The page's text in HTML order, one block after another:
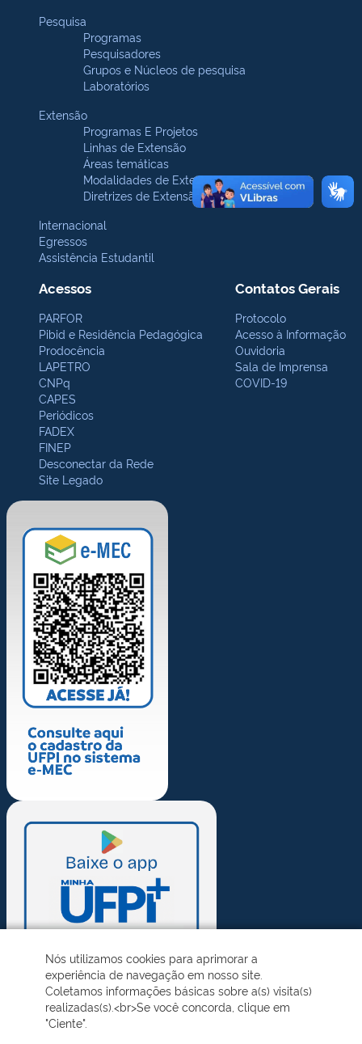
Pesquisa
Programas
Pesquisadores
Grupos e Núcleos de pesquisa
Laboratórios
Extensão
Programas E Projetos
Linhas de Extensão
Áreas temáticas
Modalidades de Extensão
Diretrizes de Extensão
Internacional
Egressos
Assistência Estudantil
Acessos
PARFOR
Pibid e Residência Pedagógica
Prodocência
LAPETRO
CNPq
CAPES
Periódicos
FADEX
FINEP
Desconectar da Rede
Site Legado
Contatos Gerais
Protocolo
Acesso à Informação
Ouvidoria
Sala de Imprensa
COVID-19
Nós utilizamos cookies para aprimorar a
experiência de navegação em nosso site.
Coletamos informações básicas sobre a(s) visita(s)
realizadas(s).<br>Se você concorda, clique em
"Ciente".